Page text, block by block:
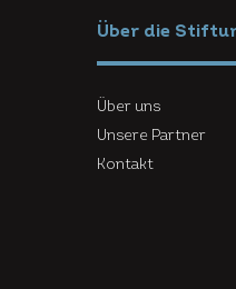
Über die
Über uns
Unsere Partner
Kontakt